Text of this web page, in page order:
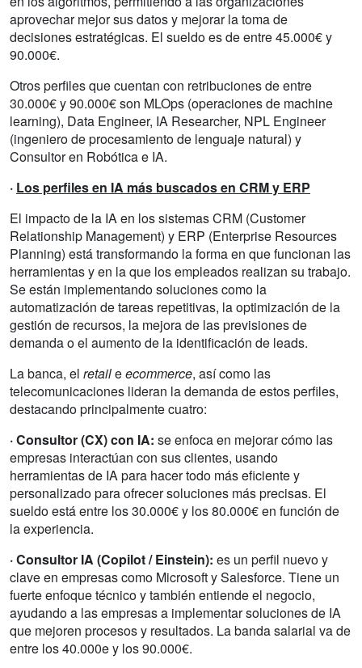
aprovechar mejor sus datos y mejorar la toma de
decisiones estratégicas. El sueldo es de entre 45.000€ y
90.000€.
Otros perfiles que cuentan con retribuciones de entre
30.000€ y 90.000€ son MLOps (operaciones de machine
learning), Data Engineer, IA Researcher, NPL Engineer
(ingeniero de procesamiento de lenguaje natural) y
Consultor en Robótica e IA.
· Los perfiles en IA más buscados en CRM y ERP
El impacto de la IA en los sistemas CRM (Customer
Relationship Management) y ERP (Enterprise Resources
Planning) está transformando la forma en que funcionan las
herramientas y en la que los empleados realizan su trabajo.
Se están implementando soluciones como la
automatización de tareas repetitivas, la optimización de la
gestión de recursos, la mejora de las previsiones de
demanda o el aumento de la identificación de leads.
La banca, el retaileecommerce, así como las
telecomunicaciones lideran la demanda de estos perfiles,
destacando principalmente cuatro:
· Consultor (CX) con IA: se enfoca en mejorar cómo las
empresas interactúan con sus clientes, usando
herramientas de IA para hacer todo más eficiente y
personalizado para ofrecer soluciones más precisas. El
sueldo está entre los 30.000€ y los 80.000€ en función de
la experiencia.
· Consultor IA (Copilot / Einstein): es un perfil nuevo y
clave en empresas como Microsoft y Salesforce. Tiene un
fuerte enfoque técnico y también entiende el negocio,
ayudando a las empresas a implementar soluciones de IA
que mejoren procesos y resultados. La banda salarial va de
entre los 40.000e y los 90.000€.